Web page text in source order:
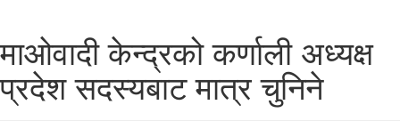
माओवादी केन्द्रको कर्णाली अध्यक्ष
प्रदेश सदस्यबाट मात्र चुनिने